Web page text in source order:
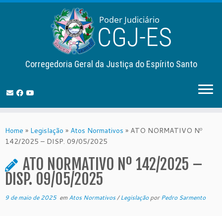
to
content
Corregedoria Geral da Justiça do Espírito Santo
Home » Legislação » Atos Normativos » ATO NORMATIVO Nº
142/2025 – DISP. 09/05/2025
ATO NORMATIVO Nº 142/2025 –
DISP. 09/05/2025
9 de maio de 2025em Atos Normativos/LegislaçãoporPedro Sarmento